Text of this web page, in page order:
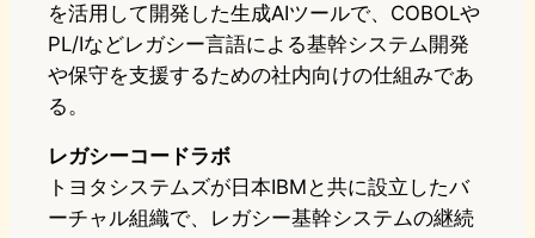
を活用して開発した生成AIツールで、COBOLや
PL/Iなどレガシー言語による基幹システム開発
や保守を支援するための社内向けの仕組みであ
る。
レガシーコードラボ
トヨタシステムズが日本IBMと共に設立したバ
ーチャル組織で、レガシー基幹システムの継続